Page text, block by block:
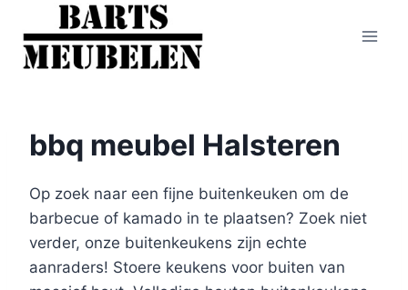
Doorgaan
naar
inhoud
bbq meubel Halsteren
Op zoek naar een fijne buitenkeuken om de
barbecue of kamado in te plaatsen? Zoek niet
verder, onze buitenkeukens zijn echte
aanraders! Stoere keukens voor buiten van